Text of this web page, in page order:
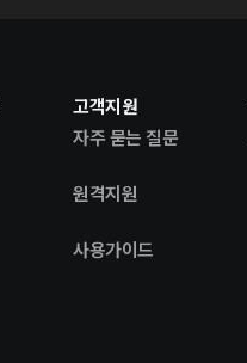
고객지원
자주 묻는 질문
원격지원
사용가이드